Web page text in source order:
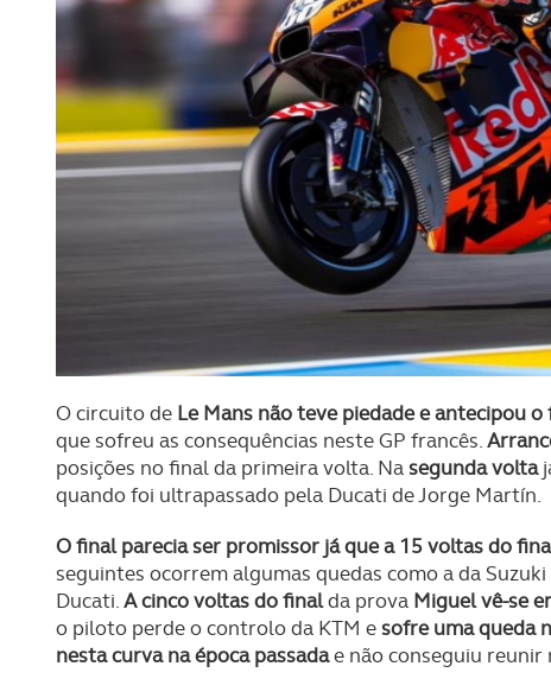
O circuito de Le Mans não teve piedade e antecipou
que sofreu as consequências neste GP francês.
posições no final da primeira volta. Nasegunda volta
quando foi ultrapassado pela Ducati de Jorge Martín.
O final parecia ser promissor já que a 15 voltas do
seguintes ocorrem algumas quedas como a da
Ducati.A cinco voltas do finalda prova Miguel vê-se
o piloto perde o controlo da KTM esofre uma queda
nesta curva na época passadae não conseguiu reunir